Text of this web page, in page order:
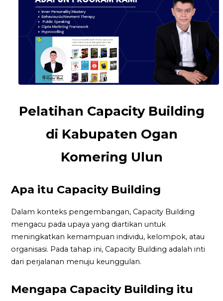
Pelatihan Capacity Building
di Kabupaten Ogan
Komering Ulun
Apa itu Capacity Building
Dalam konteks pengembangan, Capacity Building
mengacu pada upaya yang diartikan untuk
meningkatkan kemampuan individu, kelompok, atau
organisasi. Pada tahap ini, Capacity Building adalah inti
dari perjalanan menuju keunggulan.
Mengapa Capacity Building itu